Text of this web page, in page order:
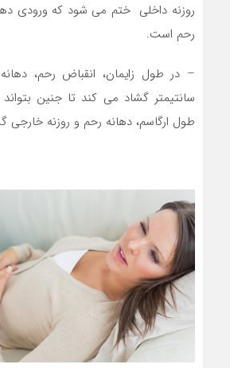
روزنه داخلی ختم می شود که ورودی
رحم است.
سانتیمتر گشاد می کند تا جنین
طول ارگاسم، دهانه رحم و روزنه